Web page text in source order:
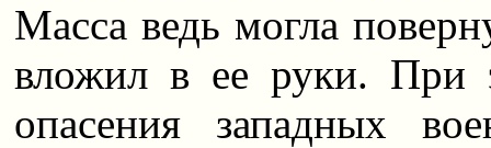
Масса ведь могла
вложил в ее руки. При
опасения западных